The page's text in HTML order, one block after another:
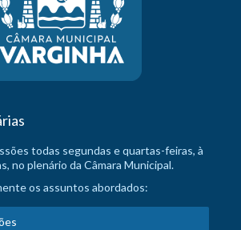
todas segundas e quartas-feiras, à
no plenário da Câmara Municipal.
os assuntos abordados: